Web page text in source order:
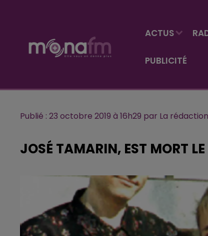
ACTUS
PUBLICITÉ
Publié : 23 octobre 2019 à 16h29 par La rédaction
JOSÉ TAMARIN, EST MORT